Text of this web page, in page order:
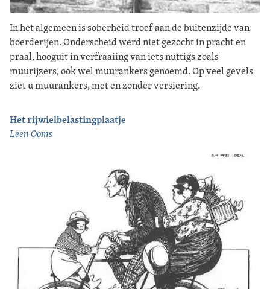
In het algemeen is soberheid troef aan de buitenzijde van
boerderijen. Onderscheid werd niet gezocht in pracht en
praal, hooguit in verfraaiing van iets nuttigs zoals
muurijzers, ook wel muurankers genoemd. Op veel gevels
ziet u muurankers, met en zonder versiering.
Het rijwielbelastingplaatje
Leen Ooms